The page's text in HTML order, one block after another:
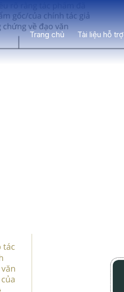
Trang chủ Tài liệu hỗ trợ